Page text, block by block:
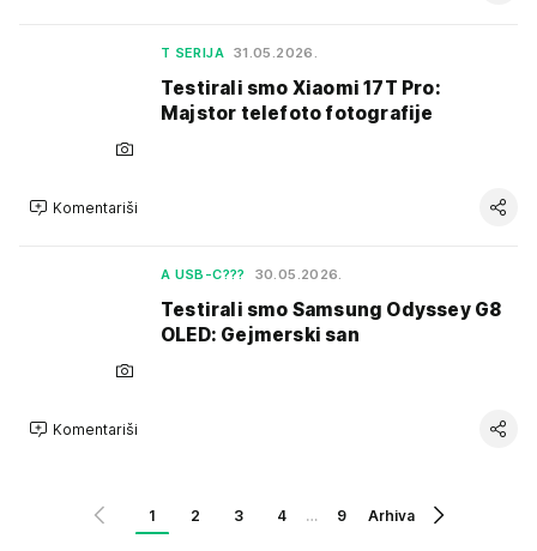
T SERIJA 31.05.2026.
Testirali smo Xiaomi 17T Pro:
Majstor telefoto fotografije
Komentariši
A USB-C??? 30.05.2026.
Testirali smo Samsung Odyssey G8
OLED: Gejmerski san
Komentariši
1 2 3 4 … 9 Arhiva